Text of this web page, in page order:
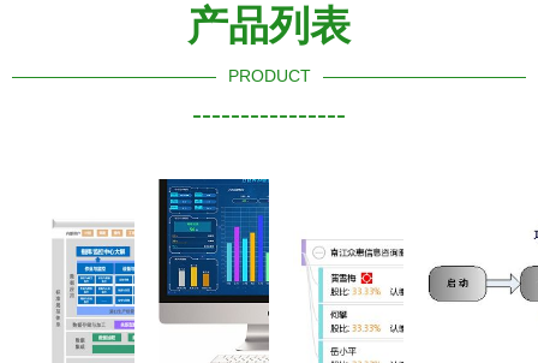
产品列表
PRODUCT
----------------